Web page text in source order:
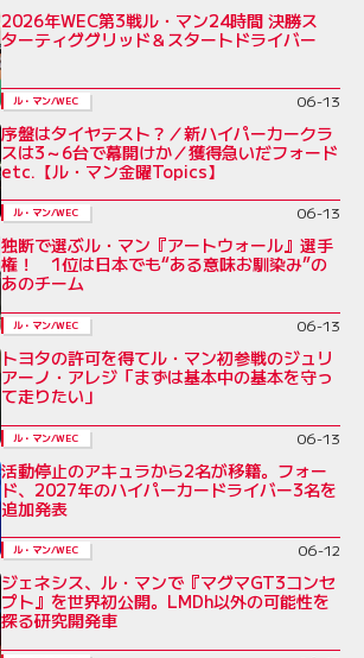
2026年WEC第3戦ル・マン24時間 決勝ス
ターティググリッド＆スタートドライバー
ル・マン/WEC 06-13
序盤はタイヤテスト？／新ハイパーカークラ
スは3～6台で幕開けか／獲得急いだフォード
etc.【ル・マン金曜Topics】
ル・マン/WEC 06-13
独断で選ぶル・マン『アートウォール』選手
権！ 1位は日本でも“ある意味お馴染み”の
あのチーム
ル・マン/WEC 06-13
トヨタの許可を得てル・マン初参戦のジュリ
アーノ・アレジ「まずは基本中の基本を守っ
て走りたい」
ル・マン/WEC 06-13
活動停止のアキュラから2名が移籍。フォー
ド、2027年のハイパーカードライバー3名を
追加発表
ル・マン/WEC 06-12
ジェネシス、ル・マンで『マグマGT3コンセ
プト』を世界初公開。LMDh以外の可能性を
探る研究開発車